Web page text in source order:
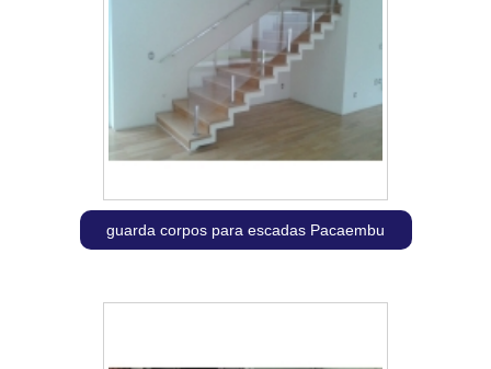
guarda corpos para escadas Pacaembu